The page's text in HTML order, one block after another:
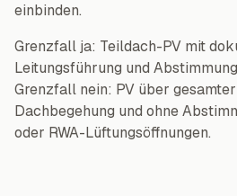
einbinden.
Grenzfall ja: Teildach-PV mit
Leitungsführung und
Grenzfall nein: PV über
Dachbegehung und ohne
oder RWA-Lüftungsöffnungen.